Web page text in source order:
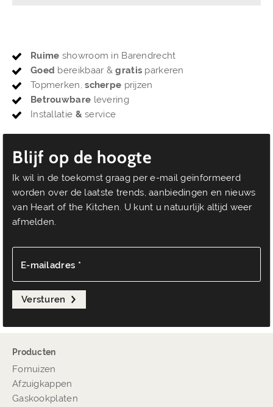
Ruime showroom in Barendrecht
Goed bereikbaar &gratis parkeren
Topmerken,scherpe prijzen
Betrouwbare levering
Installatie & service
Blijf op de hoogte
Ik wil in de toekomst graag per e-mail geïnformeerd
worden over de laatste trends, aanbiedingen en nieuws
van Heart of the Kitchen. U kunt u natuurlijk altijd weer
afmelden.
E-mailadres *
Versturen
Producten
Fornuizen
Afzuigkappen
Gaskookplaten